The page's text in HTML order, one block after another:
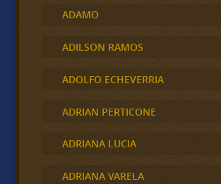
ADAMO
ADILSON RAMOS
ADOLFO ECHEVERRIA
ADRIAN PERTICONE
ADRIANA LUCIA
ADRIANA VARELA